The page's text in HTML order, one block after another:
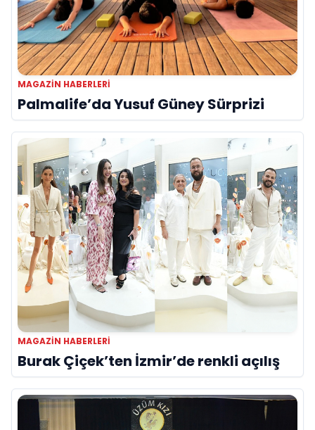
MAGAZIN HABERLERI
Palmalife’da Yusuf Güney Sürprizi
MAGAZIN HABERLERI
Burak Çiçek’ten İzmir’de renkli açılış